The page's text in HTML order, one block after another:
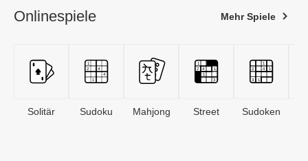
Onlinespiele Mehr Spiele
Solitär Sudoku Mahjong Street Sudoken